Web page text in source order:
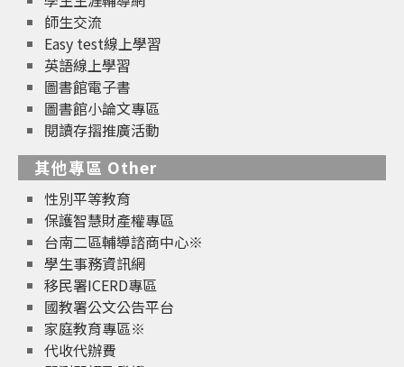
師生交流
Easy test線上學習
英語線上學習
圖書館電子書
圖書館小論文專區
閱讀存摺推廣活動
其他專區 Other
性別平等教育
保護智慧財產權專區
台南二區輔導諮商中心※
學生事務資訊網
移民署ICERD專區
國教署公文公告平台
家庭教育專區※
代收代辦費